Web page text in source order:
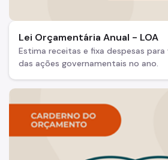
Lei Orçamentária Anual - LOA
Estima receitas e fixa despesas para
das ações governamentais no ano.